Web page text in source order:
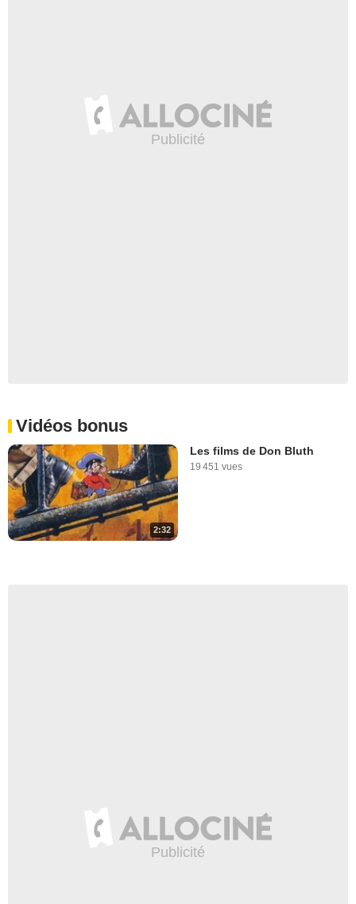
Vidéos bonus
2:32
Les films de Don Bluth
19 451 vues